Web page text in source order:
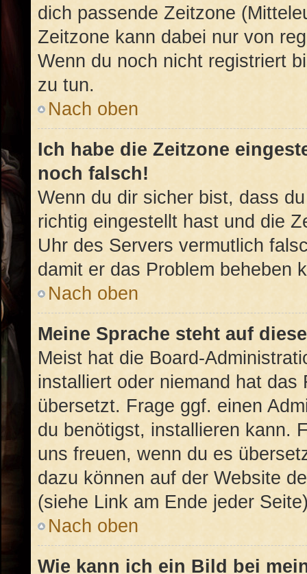
dich passende Zeitzone
Zeitzone kann dabei nur von
Wenn du noch nicht registriert
zu tun.
Nach oben
Ich habe die Zeitzone
noch falsch!
Wenn du dir sicher bist, dass
richtig eingestellt hast und die
Uhr des Servers vermutlich
damit er das Problem beheben
Nach oben
Meine Sprache steht auf
Meist hat die Board-
installiert oder niemand hat
übersetzt. Frage ggf. einen
du benötigst, installieren kann.
uns freuen, wenn du es
dazu können auf der Website
(siehe Link am Ende jeder
Nach oben
Wie kann ich ein Bild bei